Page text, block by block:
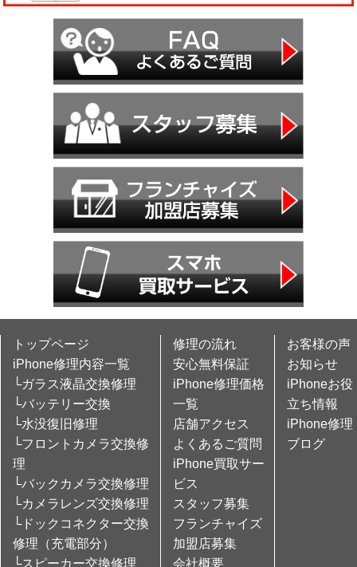
トップページ
iPhone修理内容一覧
└ガラス液晶交換修理
└バッテリー交換
└水没復旧修理
└フロントカメラ交換修
理
└バックカメラ交換修理
└カメラレンズ交換修理
└ドックコネクター交換
修理（充電部分）
└スピーカー交換修理
修理の流れ
安心無料保証
iPhone修理価格
一覧
店舗アクセス
よくあるご質問
iPhone買取サー
ビス
スタッフ募集
フランチャイズ
加盟店募集
会社概要
お客様の声
お知らせ
iPhoneお役
立ち情報
iPhone修理
ブログ